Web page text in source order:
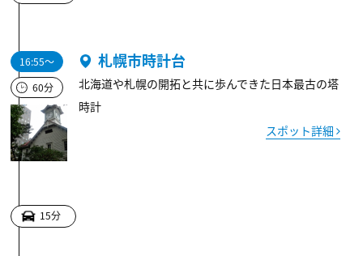
16:55～
60分
札幌市時計台
北海道や札幌の開拓と共に歩んできた日本最古の塔
時計
スポット詳細
15分